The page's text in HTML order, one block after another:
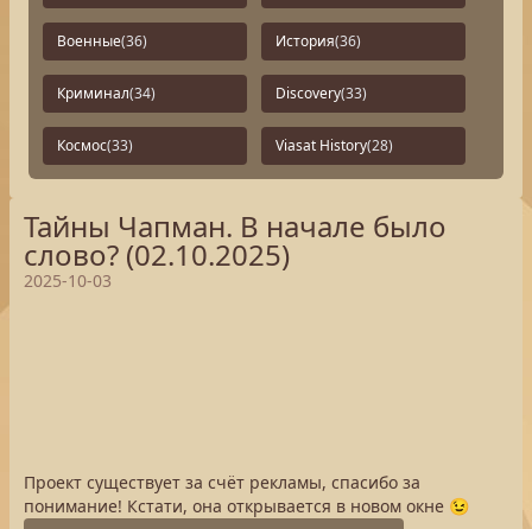
Военные(36) История(36)
Криминал(34) Discovery(33)
Космос(33) Viasat History(28)
Тайны Чапман. В начале было
слово? (02.10.2025)
2025-10-03
Проект существует за счёт рекламы, спасибо за
понимание! Кстати, она открывается в новом окне 😉